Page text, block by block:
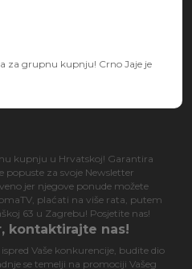
za grupnu kupnju! Crno Jaje je
kupnju u Hrvatskoj! Garantira
popuste za svoje Newsletter
jer njegove ponude možete
plaćati na više rata, putem
63 u Zagrebu! Posjetite nas!
kontaktirajte nas!
Vaše konkurencije, budite dio
se temelji na promociji Vašeg